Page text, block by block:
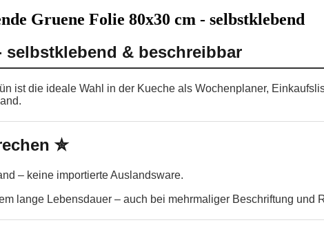
Gruene Folie 80x30 cm - selbstklebend
selbstklebend & beschreibbar
ist die ideale Wahl in der Kueche als Wochenplaner,
✮
– keine importierte Auslandsware.
lange Lebensdauer – auch bei mehrmaliger Beschriftung und